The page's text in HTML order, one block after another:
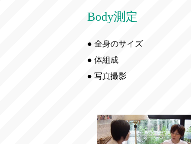
Body測定
● 全身のサイズ
● 体組成
● 写真撮影